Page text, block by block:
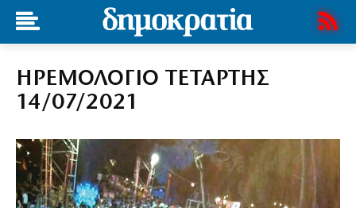
ΗΡΕΜΟΛΟΓΙΟ ΤΕΤΑΡΤΗΣ
14/07/2021